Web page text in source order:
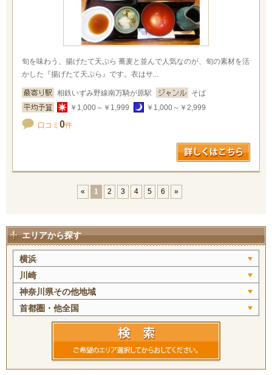
旬を味わう、揚げたて天ぷら 蕎麦と並んで人気なのが、旬の素材を活
かした『揚げたて天ぷら』です。衣はサ...
相鉄いずみ野線南万騎が原駅
そば
￥1,000～￥1,999
￥1,000～￥2,999
口コミ 0件
« 1 2 3 4 5 6 »
エリアから探す
横浜
川崎
神奈川県その他地域
首都圏・他全国